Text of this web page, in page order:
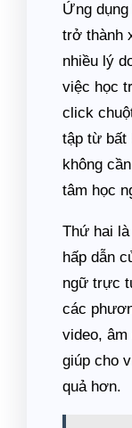
Ứng
trở thành
nhiều lý
việc học
click
tập từ bất
không
tâm học
Thứ hai
hấp dẫn
ngữ trực
các
video,
giúp cho
quả hơn.